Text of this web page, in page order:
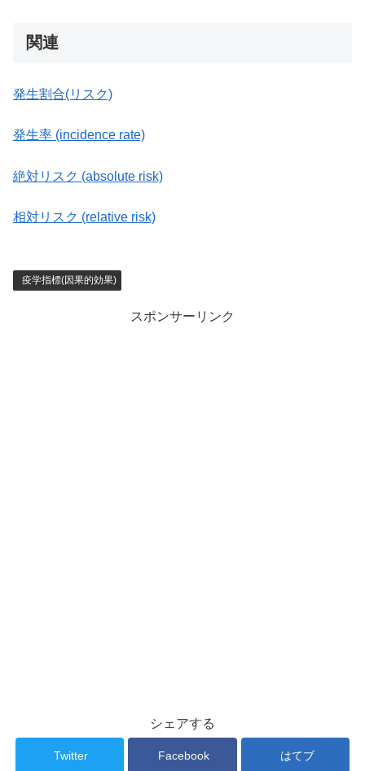
関連
発生割合(リスク)
発生率 (incidence rate)
絶対リスク (absolute risk)
相対リスク (relative risk)
疫学指標(因果的効果)
スポンサーリンク
シェアする
Twitter Facebook はてブ